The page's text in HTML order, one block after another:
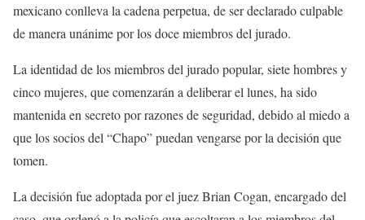
mexicano conlleva la cadena perpetua, de ser declarado culpable
de manera unánime por los doce miembros del jurado.
La identidad de los miembros del jurado popular, siete hombres y
cinco mujeres, que comenzarán a deliberar el lunes, ha sido
mantenida en secreto por razones de seguridad, debido al miedo a
que los socios del “Chapo” puedan vengarse por la decisión que
tomen.
La decisión fue adoptada por el juez Brian Cogan, encargado del